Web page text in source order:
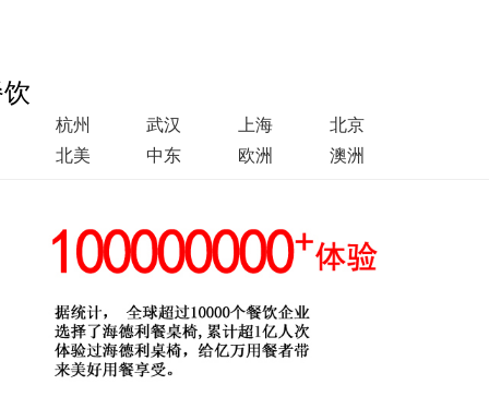
杭州 武汉 上海
北京
北美
中东 欧洲 澳洲